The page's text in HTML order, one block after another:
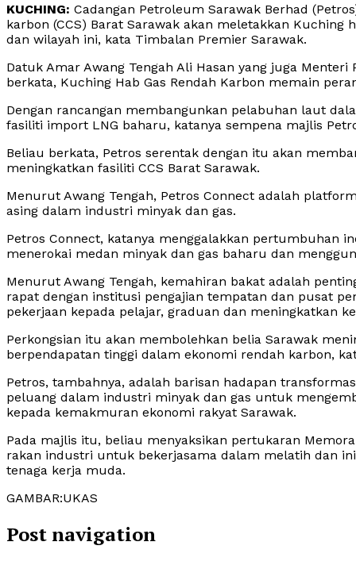
KUCHING: Cadangan Petroleum Sarawak Berhad
karbon (CCS) Barat Sarawak akan meletakkan
dan wilayah ini, kata Timbalan Premier Sarawak.
Datuk Amar Awang Tengah Ali Hasan yang juga
berkata, Kuching Hab Gas Rendah Karbon memain
Dengan rancangan membangunkan pelabuhan laut
fasiliti import LNG baharu, katanya sempena majlis
Beliau berkata, Petros serentak dengan itu akan
meningkatkan fasiliti CCS Barat Sarawak.
Menurut Awang Tengah, Petros Connect adalah
asing dalam industri minyak dan gas.
Petros Connect, katanya menggalakkan pertumbuhan
menerokai medan minyak dan gas baharu dan
Menurut Awang Tengah, kemahiran bakat adalah
rapat dengan institusi pengajian tempatan dan pusat
pekerjaan kepada pelajar, graduan dan meningkatkan
Perkongsian itu akan membolehkan belia Sarawak
berpendapatan tinggi dalam ekonomi rendah karbon,
Petros, tambahnya, adalah barisan hadapan
peluang dalam industri minyak dan gas untuk
kepada kemakmuran ekonomi rakyat Sarawak.
Pada majlis itu, beliau menyaksikan pertukaran
rakan industri untuk bekerjasama dalam melatih dan
tenaga kerja muda.
GAMBAR:UKAS
Post navigation